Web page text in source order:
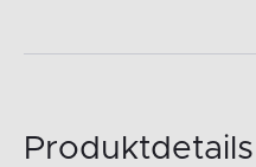
Produktdetails